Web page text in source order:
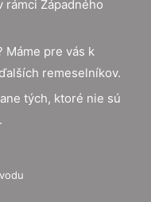
rámci Západného
pre vás k
remeselníkov.
tých, ktoré nie sú